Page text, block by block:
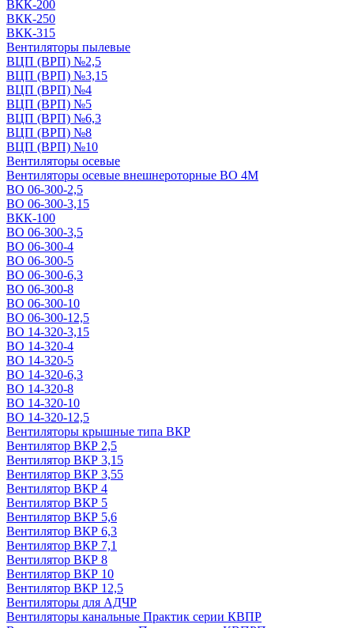
ВКК-200
ВКК-250
ВКК-315
Вентиляторы пылевые
ВЦП (ВРП) №2,5
ВЦП (ВРП) №3,15
ВЦП (ВРП) №4
ВЦП (ВРП) №5
ВЦП (ВРП) №6,3
ВЦП (ВРП) №8
ВЦП (ВРП) №10
Вентиляторы осевые
Вентиляторы осевые внешнероторные ВО 4М
ВО 06-300-2,5
ВО 06-300-3,15
ВКК-100
ВО 06-300-3,5
ВО 06-300-4
ВО 06-300-5
ВО 06-300-6,3
ВО 06-300-8
ВО 06-300-10
ВО 06-300-12,5
ВО 14-320-3,15
ВО 14-320-4
ВО 14-320-5
ВО 14-320-6,3
ВО 14-320-8
ВО 14-320-10
ВО 14-320-12,5
Вентиляторы крышные типа ВКР
Вентилятор ВКР 2,5
Вентилятор ВКР 3,15
Вентилятор ВКР 3,55
Вентилятор ВКР 4
Вентилятор ВКР 5
Вентилятор ВКР 5,6
Вентилятор ВКР 6,3
Вентилятор ВКР 7,1
Вентилятор ВКР 8
Вентилятор ВКР 10
Вентилятор ВКР 12,5
Вентиляторы для АДЧР
Вентиляторы канальные Практик серии КВПР